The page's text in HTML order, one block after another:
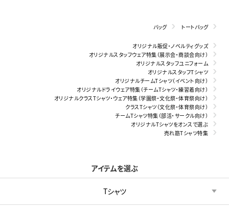
バッグ トートバッグ
オリジナル販促・ノベルティグッズ
オリジナルスタッフウェア特集（展示会・商談会向け）
オリジナルスタッフユニフォーム
オリジナルスタッフTシャツ
オリジナルチームTシャツ（イベント向け）
オリジナルドライウェア特集（チームTシャツ・練習着向け）
オリジナルクラスTシャツ・ウェア特集（学園祭・文化祭・体育祭向け）
クラスTシャツ（文化祭・体育祭向け）
チームTシャツ特集（部活・サークル向け）
オリジナルTシャツをオンスで選ぶ
売れ筋Tシャツ特集
アイテムを選ぶ
Tシャツ